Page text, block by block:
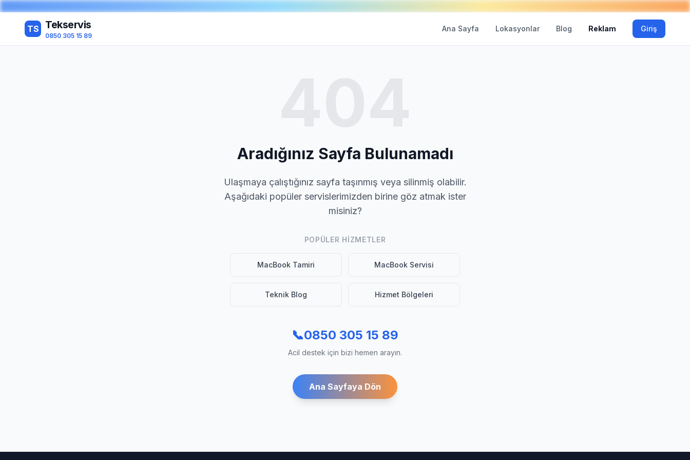
TS Tekservis
0850 305 15 89
Ana Sayfa Lokasyonlar Blog Reklam Giriş
Aradığınız Sayfa Bulunamadı
Ulaşmaya çalıştığınız sayfa taşınmış veya silinmiş olabilir.
Aşağıdaki popüler servislerimizden birine göz atmak ister
misiniz?
POPÜLER HIZMETLER
MacBook Tamiri MacBook Servisi
Teknik Blog Hizmet Bölgeleri
📞0850 305 15 89
Acil destek için bizi hemen arayın.
Ana Sayfaya Dön